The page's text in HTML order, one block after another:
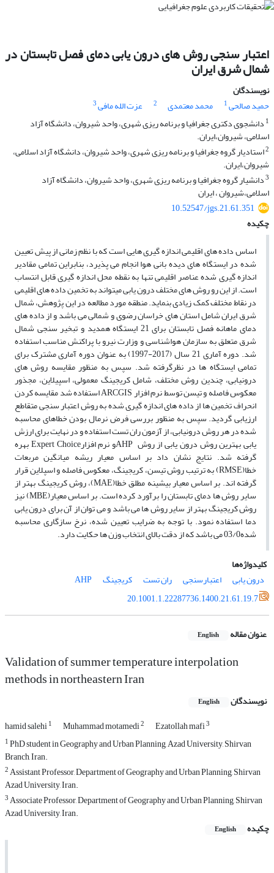
اعتبار سنجی روش های درون یابی دمای فصل تابستان در
شمال شرق ایران
نویسندگان
حمید صالحی1 محمد معتمدی 2 عزت الله مافی3
1 دانشجوی دکتری جغرافیا و برنامه ریزی شهری، واحد شیروان، دانشگاه آزاد
اسلامی، شیروان،ایران.
2استادیار گروه جغرافیا و برنامه ریزی شهری، واحد شیروان، دانشگاه آزاد اسلامی،
شیروان،ایران.
3دانشیار گروه جغرافیا و برنامه ریزی شهری، واحد شیروان، دانشگاه آزاد
اسلامی،شیروان ، ایران
10.52547/jgs.21.61.351
چکیده
اساس داده های اقلیمی اندازه گیری هایی است که با نظم زمانی از پیش تعیین
شده در ایستگاه های دیده بانی هوا انجام می پذیرد، بنابراین تمامی مقادیر
اندازه گیری شده عناصر اقلیمی تنها به نقطه محل اندازه گیری قابل انتساب
است. از این رو روش های مختلف درون یابی میتواند به تخمین داده های اقلیمی
در نقاط مختلف کمک زیادی بنماید. منطقه مورد مطالعه در این پژوهش، شمال
شرق ایران شامل استان های خراسان رضوی و شمالی می باشد و از داده های
دمای ماهانه فصل تابستان برای 21 ایستگاه همدید و تبخیر سنجی شمال
شرق متعلق به سازمان هواشناسی و وزارت نیرو با پراکنش مناسب استفاده
شد. دوره آماری 21 سال (2017-1997) به عنوان دوره آماری مشترک برای
تمامی ایستگاه ها در نظرگرفته شد. سپس به منظور مقایسه روش های
درونیابی، چندین روش مختلف، شامل کریجینگ معمولی، اسپیلاین، مجذور
معکوس فاصله و تیسن توسط نرم افزارARCGISاستفاده شد مقایسه کردن
انحراف تخمین ها از داده های اندازه گیری شده به روش اعتبار سنجی متقاطع
ارزیابی گردید. سپس به منظور بررسی فرض نرمال بودن خطاهای محاسبه
شده در هر روش درونیابی، از آزمون ران تست استفاده و در نهایت برای ارزش
یابی بهترین روش درون یابی از روش AHPو نرم افزارExpert Choiceبهره
گرفته شد. نتایج نشان داد بر اساس معیار ریشه میانگین مربعات
خطا(RMSE) به ترتیب روش تیسن، کریجینگ، معکوس فاصله و اسپلاین قرار
گرفته اند. بر اساس معیار بیشینه مطلق خطا(MAE)، روش کریجینگ بهتر از
سایر روش ها دمای تابستان را برآورد کرده است. بر اساس معیار(MBE) نیز
روش کریجینگ بهتر از سایر روش ها می باشد و می توان از آن برای درون یابی
دما استفاده نمود. با توجه به ضرایب تعیین شده، نرخ سازگاری محاسبه
شده03/0 می باشد که از دقت بالای انتخاب وزن ها حکایت دارد.
کلیدواژه‌ها
درون یابی
اعتبارسنجی ران تست کریجینگ
AHP
20.1001.1.22287736.1400.21.61.19.7
عنوان مقاله English
Validation of summer temperature interpolation
methods in northeastern Iran
نویسندگان English
hamid salehi1 Muhammad motamedi2 Ezatollah mafi3
1PhD student in Geography and Urban Planning, Azad University, Shirvan
Branch, Iran.
2Assistant Professor, Department of Geography and Urban Planning, Shirvan
Azad University, Iran.
3Associate Professor, Department of Geography and Urban Planning, Shirvan
Azad University, Iran.
چکیده
English